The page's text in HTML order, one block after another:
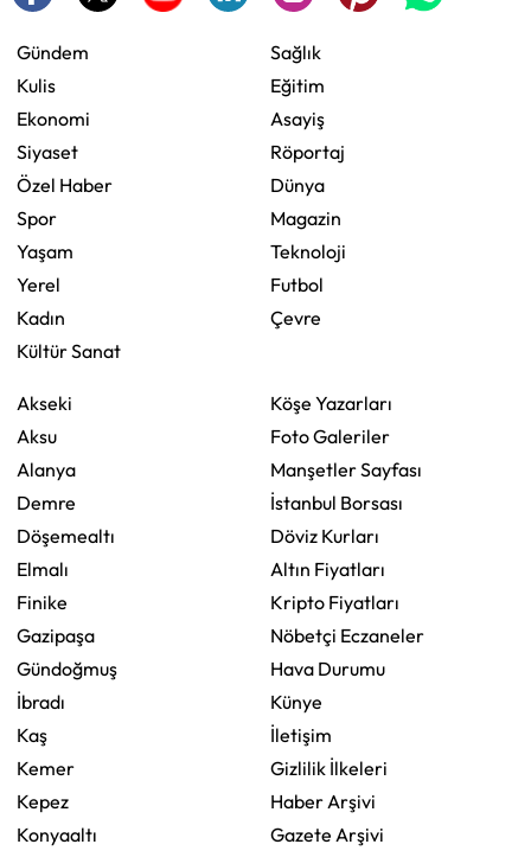
Gündem
Kulis
Ekonomi
Siyaset
Özel Haber
Spor
Yaşam
Yerel
Kadın
Kültür Sanat
Sağlık
Eğitim
Asayiş
Röportaj
Dünya
Magazin
Teknoloji
Futbol
Çevre
Akseki
Aksu
Alanya
Demre
Döşemealtı
Elmalı
Finike
Gazipaşa
Gündoğmuş
İbradı
Kaş
Kemer
Kepez
Konyaaltı
Köşe Yazarları
Foto Galeriler
Manşetler Sayfası
İstanbul Borsası
Döviz Kurları
Altın Fiyatları
Kripto Fiyatları
Nöbetçi Eczaneler
Hava Durumu
Künye
İletişim
Gizlilik İlkeleri
Haber Arşivi
Gazete Arşivi